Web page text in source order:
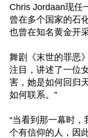
Chris Jordaan现任
曾在多个国家的石
也曾在知名黄金开
舞剧《末世的罪恶
注目，讲述了一位
害，她是如何回归
如何联系。”
“当看到那一幕时
个有信仰的人，因